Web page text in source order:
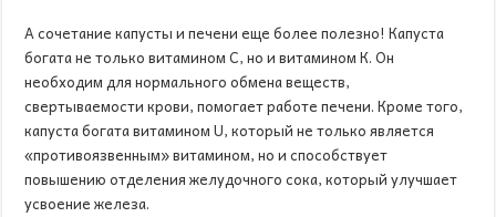
А сочетание капусты и печени еще более полезно! Капуста
богата не только витамином С, но и витамином К. Он
необходим для нормального обмена веществ,
свертываемости крови, помогает работе печени. Кроме того,
капуста богата витамином U, который не только является
«противоязвенным» витамином, но и способствует
повышению отделения желудочного сока, который улучшает
усвоение железа.